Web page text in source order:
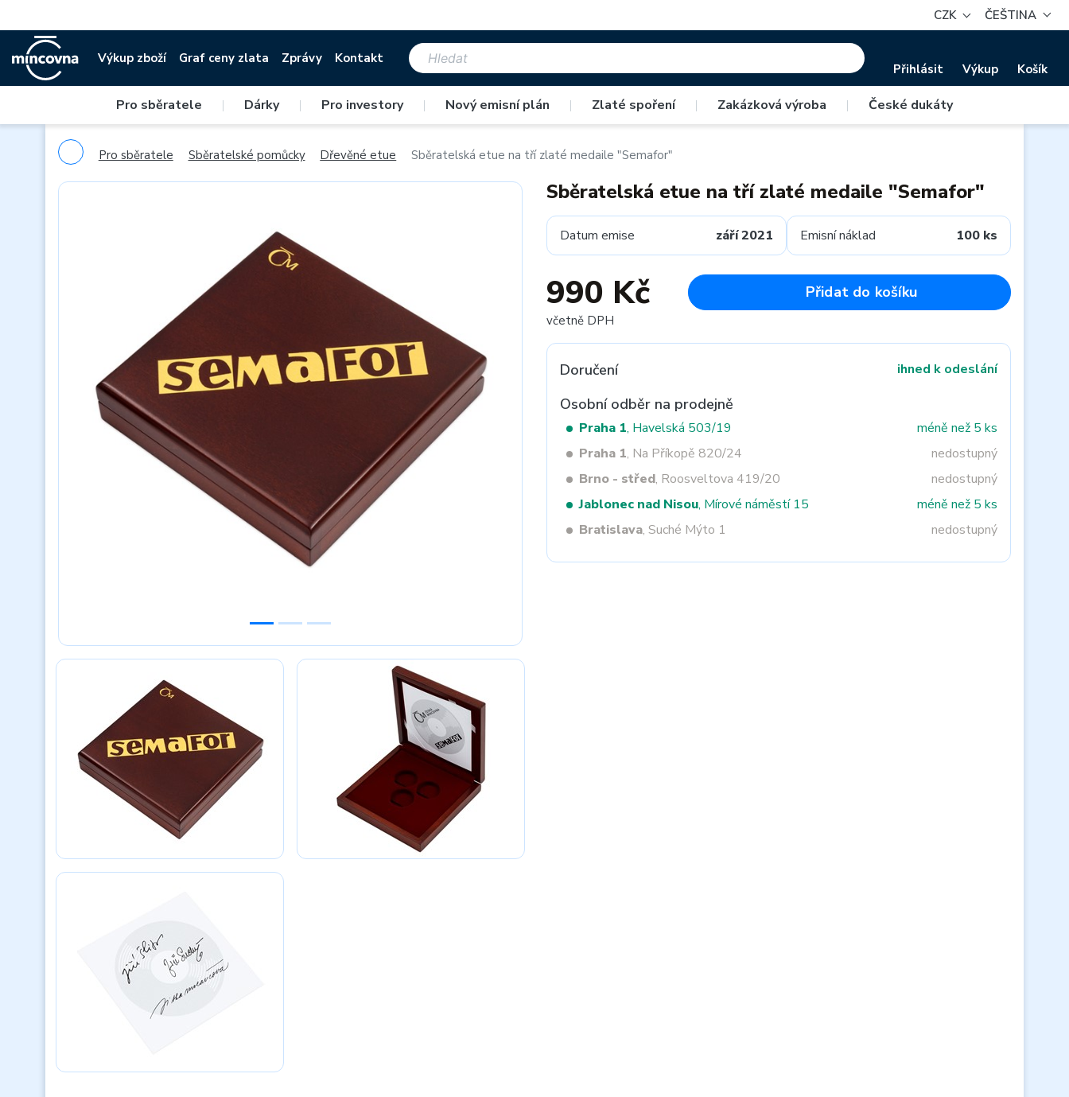
CZK ČEŠTINA
Výkup zboží Graf ceny zlata Zprávy Kontakt
Přihlásit Výkup Košík
Pro sběratele | Dárky | Pro investory | Nový emisní plán | Zlaté spoření | Zakázková výroba | České dukáty
Pro sběratele Sběratelské pomůcky Dřevěné etue Sběratelská etue na tří zlaté medaile "Semafor"
Previous
Sběratelská etue na tří zlaté medaile "Semafor"
Datum emise září 2021 Emisní náklad 100 ks
990 Kč
včetně DPH
Přidat do košíku
Doručení ihned k odeslání
Osobní odběr na prodejně
Praha 1, Havelská 503/19
méně než 5 ks
Praha 1, Na Příkopě 820/24
nedostupný
Brno - střed, Roosveltova 419/20
nedostupný
Jablonec nad Nisou, Mírové náměstí 15
méně než 5 ks
Bratislava, Suché Mýto 1 nedostupný